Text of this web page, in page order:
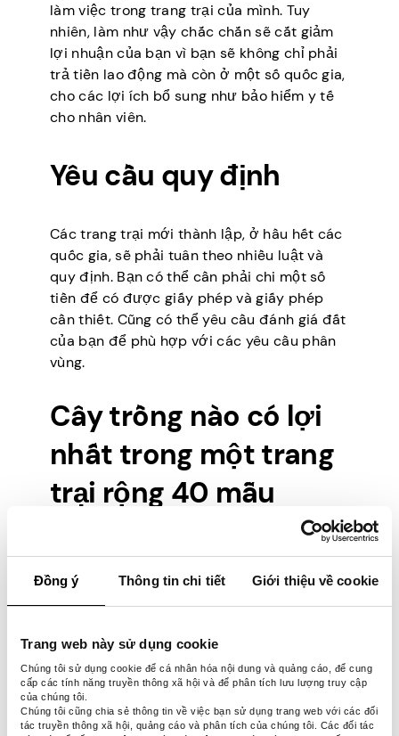
Đồng ý Thông tin chi tiết Giới thiệu về cookie
Trang web này sử dụng cookie
Chúng tôi sử dụng cookie để cá nhân hóa nội dung và quảng cáo, để cung
cấp các tính năng truyền thông xã hội và để phân tích lưu lượng truy cập
của chúng tôi.
Chúng tôi cũng chia sẻ thông tin về việc bạn sử dụng trang web với các đối
tác truyền thông xã hội, quảng cáo và phân tích của chúng tôi. Các đối tác
làm việc trong trang trại của mình. Tuy
nhiên, làm như vậy chắc chắn sẽ cắt giảm
lợi nhuận của bạn vì bạn sẽ không chỉ phải
trả tiền lao động mà còn ở một số quốc gia,
cho các lợi ích bổ sung như bảo hiểm y tế
cho nhân viên.
Yêu cầu quy định
Các trang trại mới thành lập, ở hầu hết các
quốc gia, sẽ phải tuân theo nhiều luật và
quy định. Bạn có thể cần phải chi một số
tiền để có được giấy phép và giấy phép
cần thiết. Cũng có thể yêu cầu đánh giá đất
của bạn để phù hợp với các yêu cầu phân
vùng.
Cây trồng nào có lợi
nhất trong một trang
trại rộng 40 mẫu
Mặc dù nhiều yếu tố ảnh hưởng đến lợi
nhuận cây trồng của bạn (chẳng hạn như
yếu tố trong số đó dễ trồng hơn và có thể
thu nhập cao hơn.
Oải hương